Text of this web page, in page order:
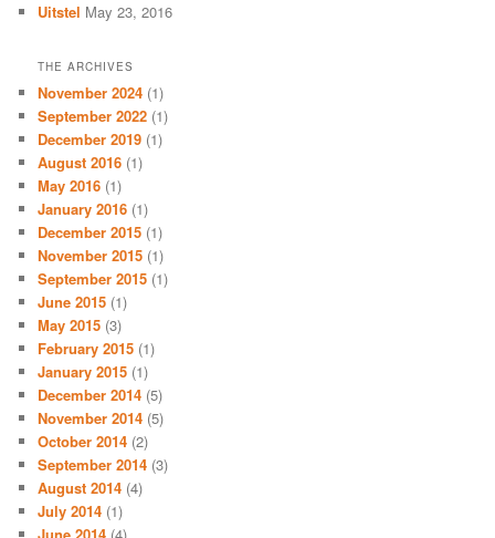
Uitstel May 23, 2016
THE ARCHIVES
November 2024 (1)
September 2022 (1)
December 2019 (1)
August 2016 (1)
May 2016 (1)
January 2016 (1)
December 2015 (1)
November 2015 (1)
September 2015 (1)
June 2015 (1)
May 2015 (3)
February 2015 (1)
January 2015 (1)
December 2014 (5)
November 2014 (5)
October 2014 (2)
September 2014 (3)
August 2014 (4)
July 2014 (1)